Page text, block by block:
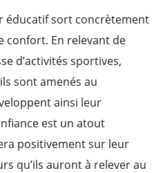
éducatif sort concrètement
confort. En relevant de
d’activités sportives,
sont amenés au
ainsi leur
est un atout
positivement sur leur
qu’ils auront à relever au